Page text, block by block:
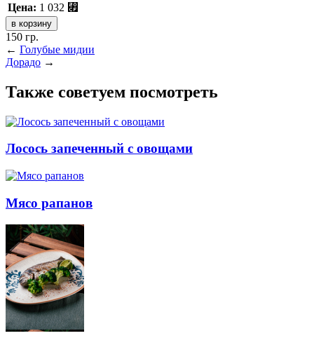
Цена: 1 032 ⃏
150 гр.
← Голубые мидии
Дорадо →
Также советуем посмотреть
Лосось запеченный с овощами
Мясо рапанов